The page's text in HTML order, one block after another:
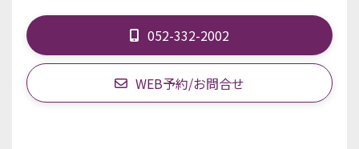
052-332-2002
WEB予約/お問合せ